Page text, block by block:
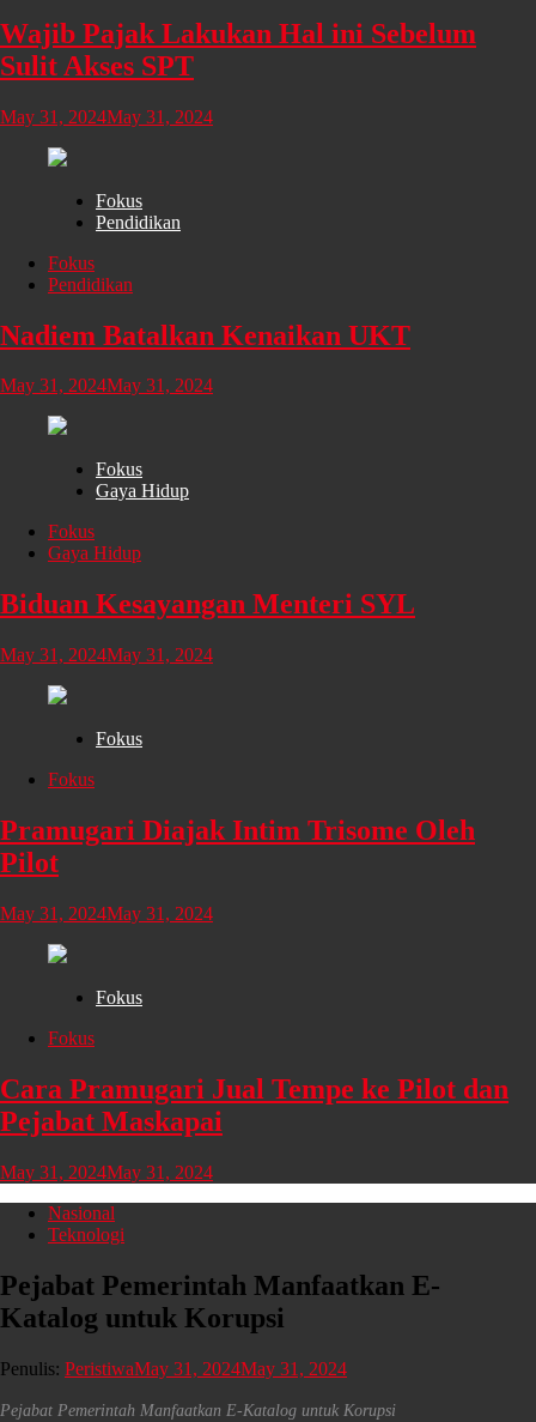
Wajib Pajak Lakukan Hal ini Sebelum
Sulit Akses SPT
May 31, 2024May 31, 2024
Fokus
Pendidikan
Fokus
Pendidikan
Nadiem Batalkan Kenaikan UKT
May 31, 2024May 31, 2024
Fokus
Gaya Hidup
Fokus
Gaya Hidup
Biduan Kesayangan Menteri SYL
May 31, 2024May 31, 2024
Fokus
Fokus
Pramugari Diajak Intim Trisome Oleh
Pilot
May 31, 2024May 31, 2024
Fokus
Fokus
Cara Pramugari Jual Tempe ke Pilot dan
Pejabat Maskapai
May 31, 2024May 31, 2024
Nasional
Teknologi
Pejabat Pemerintah Manfaatkan E-
Katalog untuk Korupsi
Penulis: PeristiwaMay 31, 2024May 31, 2024
Pejabat Pemerintah Manfaatkan E-Katalog untuk Korupsi